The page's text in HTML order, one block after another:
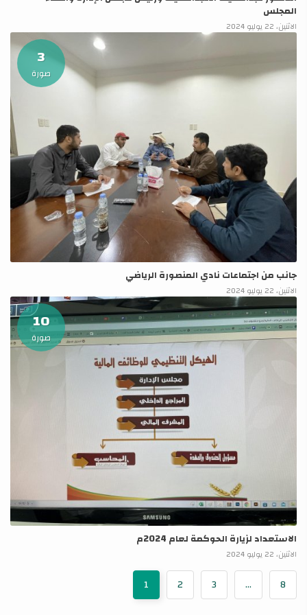
المجلس
الاثنين، 22 يوليو 2024
3
صورة
جانب من اجتماعات نادي المنصورة الرياضي
الاثنين، 22 يوليو 2024
10
صورة
الاستعداد لزيارة الحوكمة لعام 2024م
الاثنين، 22 يوليو 2024
1 2 3 ... 8